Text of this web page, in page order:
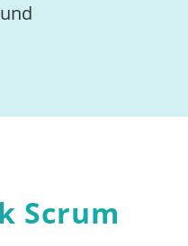
Scrum